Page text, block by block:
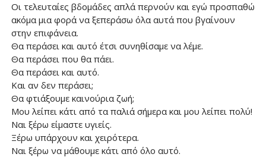
Οι τελευταίες βδομάδες απλά περνούν και εγώ προσπαθώ
ακόμα μια φορά να ξεπεράσω όλα αυτά που βγαίνουν
στην επιφάνεια.
Θα περάσει και αυτό έτσι συνηθίσαμε να λέμε.
Θα περάσει που θα πάει.
Θα περάσει και αυτό.
Και αν δεν περάσει;
Θα φτιάξουμε καινούρια ζωή;
Μου λείπει κάτι από τα παλιά σήμερα και μου λείπει πολύ!
Ναι ξέρω είμαστε υγιείς.
Ξέρω υπάρχουν και χειρότερα.
Ναι ξέρω να μάθουμε κάτι από όλο αυτό.